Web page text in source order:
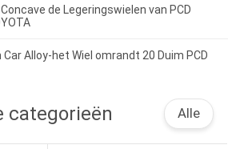
de Legeringswielen van PCD
Alloy-het Wiel omrandt 20 Duim PCD
categorieën Alle